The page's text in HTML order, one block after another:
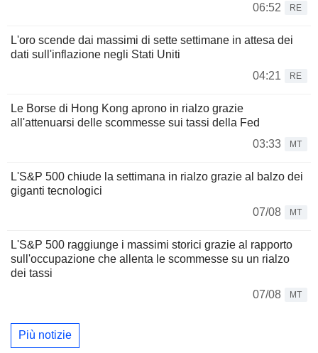
06:52
RE
L'oro scende dai massimi di sette settimane in attesa dei
dati sull'inflazione negli Stati Uniti
04:21
RE
Le Borse di Hong Kong aprono in rialzo grazie
all'attenuarsi delle scommesse sui tassi della Fed
03:33
MT
L'S&P 500 chiude la settimana in rialzo grazie al balzo dei
giganti tecnologici
07/08
MT
L'S&P 500 raggiunge i massimi storici grazie al rapporto
sull'occupazione che allenta le scommesse su un rialzo
dei tassi
07/08
MT
Più notizie